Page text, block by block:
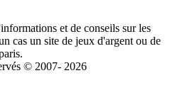
et de conseils sur les
cas un site de jeux d'argent ou de
© 2007- 2026